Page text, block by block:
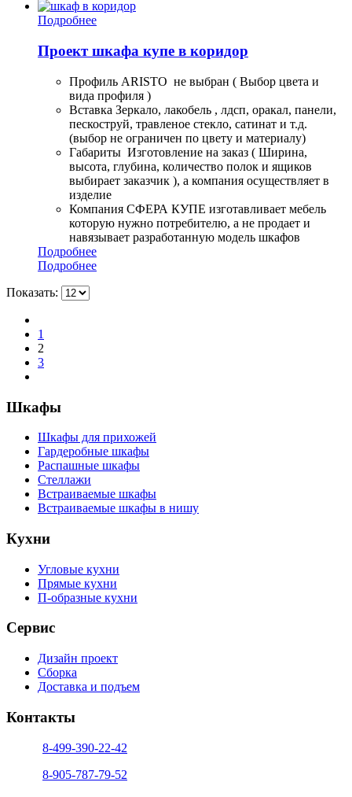
Подробнее
Проект шкафа купе в коридор
Профиль ARISTO не выбран ( Выбор цвета и
вида профиля )
Вставка Зеркало, лакобель , лдсп, оракал, панели,
пескоструй, травленое стекло, сатинат и т.д.
(выбор не ограничен по цвету и материалу)
Габариты Изготовление на заказ ( Ширина,
высота, глубина, количество полок и ящиков
выбирает заказчик ), а компания осуществляет в
изделие
Компания СФЕРА КУПЕ изготавливает мебель
которую нужно потребителю, а не продает и
навязывает разработанную модель шкафов
Подробнее
Подробнее
Показать:
1
2
3
Шкафы
Шкафы для прихожей
Гардеробные шкафы
Распашные шкафы
Стеллажи
Встраиваемые шкафы
Встраиваемые шкафы в нишу
Кухни
Угловые кухни
Прямые кухни
П-образные кухни
Сервис
Дизайн проект
Сборка
Доставка и подъем
Контакты
8-499-390-22-42
8-905-787-79-52